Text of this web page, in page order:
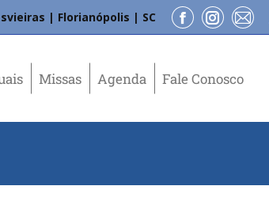
| Florianópolis | SC
Missas Agenda Fale Conosco